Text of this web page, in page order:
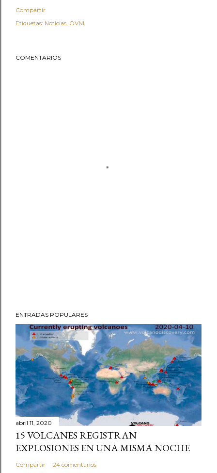
Compartir
Etiquetas: Noticias OVNI
COMENTARIOS
ENTRADAS POPULARES
abril 11, 2020
15 VOLCANES REGISTRAN
EXPLOSIONES EN UNA MISMA NOCHE
Compartir 24 comentarios